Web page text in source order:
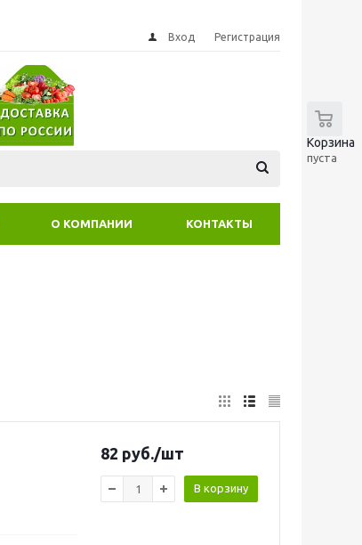
Вход Регистрация
Корзина
пуста
О КОМПАНИИ КОНТАКТЫ
82 руб./шт
В корзину